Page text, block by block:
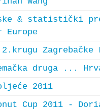
& statistički
Europe
Zagrebačke
druga ...
2011
Cup 2011 -